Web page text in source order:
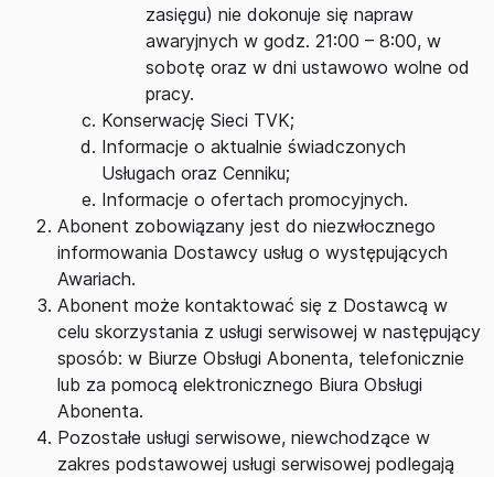
zasięgu) nie dokonuje się napraw
awaryjnych w godz. 21:00 – 8:00, w
sobotę oraz w dni ustawowo wolne od
pracy.
Konserwację Sieci TVK;
Informacje o aktualnie świadczonych
Usługach oraz Cenniku;
Informacje o ofertach promocyjnych.
Abonent zobowiązany jest do niezwłocznego
informowania Dostawcy usług o występujących
Awariach.
Abonent może kontaktować się z Dostawcą w
celu skorzystania z usługi serwisowej w następujący
sposób: w Biurze Obsługi Abonenta, telefonicznie
lub za pomocą elektronicznego Biura Obsługi
Abonenta.
Pozostałe usługi serwisowe, niewchodzące w
zakres podstawowej usługi serwisowej podlegają